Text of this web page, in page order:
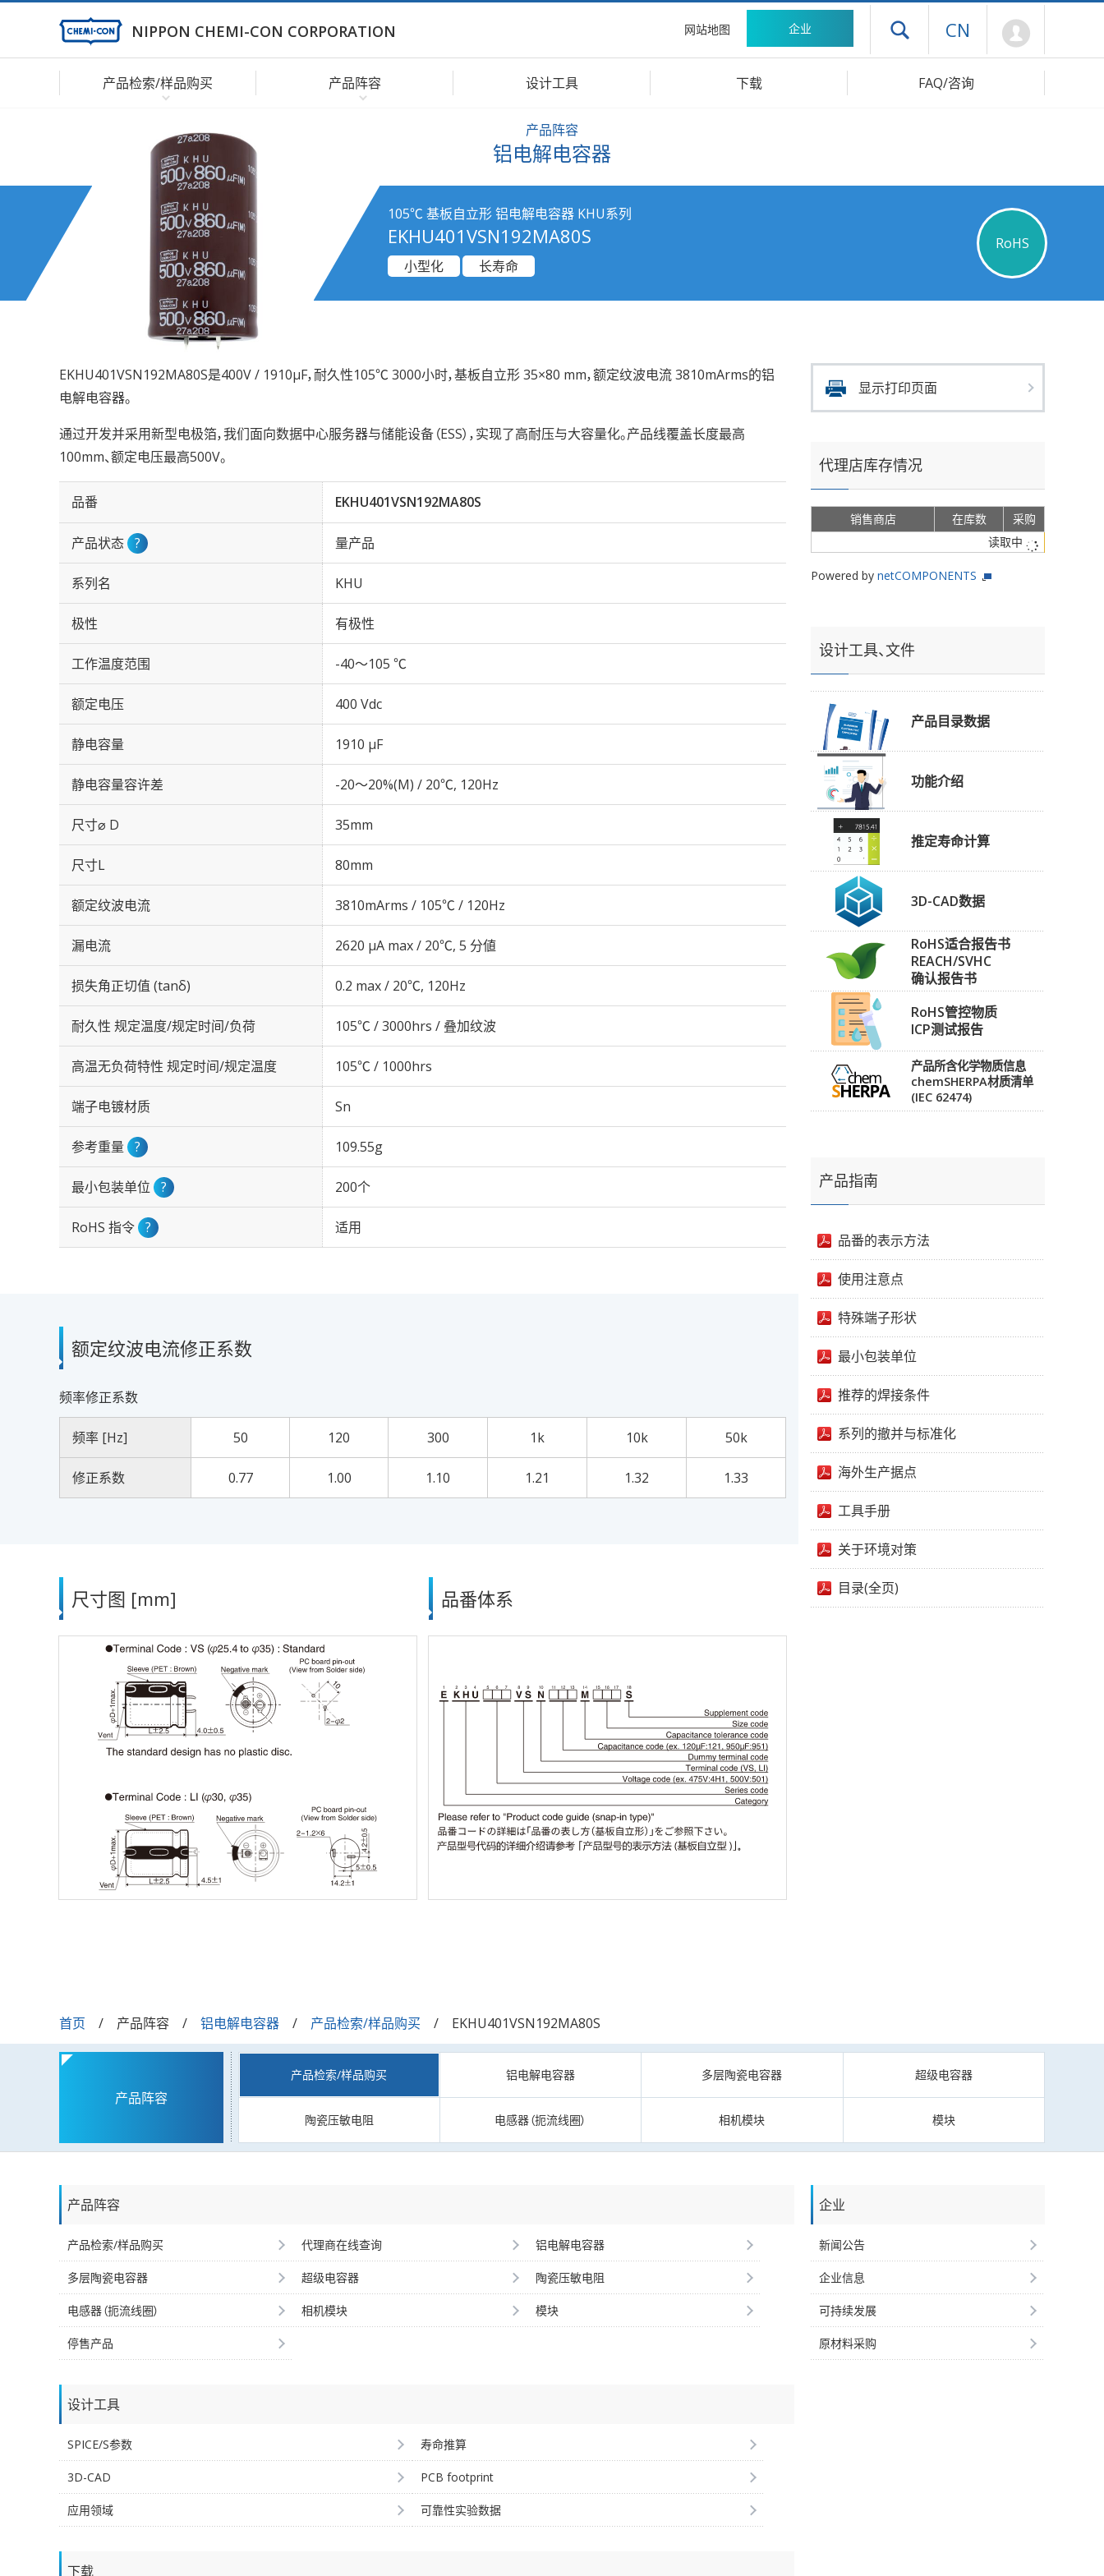
NIPPON CHEMI-CON CORPORATION 网站地图 企业 打开抽屉菜单
CN
产品检索/样品购买 产品阵容 设计工具 下载 FAQ/咨询
产品阵容
铝电解电容器
105℃ 基板自立形 铝电解电容器 KHU系列
EKHU401VSN192MA80S
RoHS
小型化
长寿命
EKHU401VSN192MA80S是400V / 1910µF，耐久性105℃ 3000小时，基板自立形 35×80 mm，额定纹波电流 3810mArms的铝
电解电容器。
通过开发并采用新型电极箔，我们面向数据中心服务器与储能设备（ESS），实现了高耐压与大容量化。产品线覆盖长度最高
100mm、额定电压最高500V。
品番 EKHU401VSN192MA80S
产品状态 ? 量产品
系列名 KHU
极性 有极性
工作温度范围 -40～105 ℃
额定电压 400 Vdc
静电容量 1910 µF
静电容量容许差 -20～20%(M) / 20℃, 120Hz
尺寸⌀ D 35mm
尺寸L 80mm
额定纹波电流 3810mArms / 105℃ / 120Hz
漏电流 2620 μA max / 20℃, 5 分値
损失角正切值 (tanδ) 0.2 max / 20℃, 120Hz
耐久性 规定温度/规定时间/负荷 105℃ / 3000hrs / 叠加纹波
高温无负荷特性 规定时间/规定温度 105℃ / 1000hrs
端子电镀材质 Sn
参考重量 ? 109.55g
最小包装单位 ? 200个
RoHS 指令 ? 适用
额定纹波电流修正系数
频率修正系数
频率 [Hz] 50 120 300 1k 10k 50k
修正系数 0.77 1.00 1.10 1.21 1.32 1.33
尺寸图 [mm] 品番体系
显示打印页面
代理店库存情况
销售商店 在库数
采购
读取中
Powered by netCOMPONENTS
设计工具、文件
产品目录数据
功能介绍
推定寿命计算
3D-CAD数据
RoHS适合报告书
REACH/SVHC
确认报告书
RoHS管控物质
ICP测试报告
产品所含化学物质信息
chemSHERPA材质清单
(IEC 62474)
产品指南
品番的表示方法
使用注意点
特殊端子形状
最小包装单位
推荐的焊接条件
系列的撤并与标准化
海外生产据点
工具手册
关于环境对策
目录(全页)
首页 产品阵容 铝电解电容器 产品检索/样品购买 EKHU401VSN192MA80S
产品阵容
产品检索/样品购买 铝电解电容器 多层陶瓷电容器 超级电容器
陶瓷压敏电阻 电感器（扼流线圈） 相机模块 模块
产品阵容
产品检索/样品购买 代理商在线查询 铝电解电容器
多层陶瓷电容器 超级电容器 陶瓷压敏电阻
电感器（扼流线圈） 相机模块 模块
停售产品
设计工具
SPICE/S参数 寿命推算
3D-CAD PCB footprint
应用领域 可靠性实验数据
下载
企业
新闻公告
企业信息
可持续发展
原材料采购